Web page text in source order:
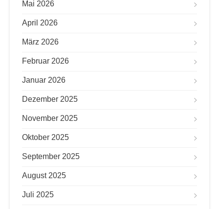
Mai 2026
April 2026
März 2026
Februar 2026
Januar 2026
Dezember 2025
November 2025
Oktober 2025
September 2025
August 2025
Juli 2025